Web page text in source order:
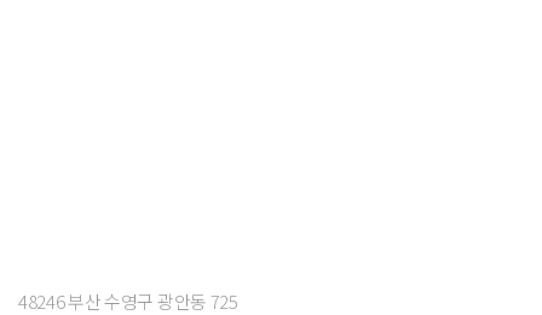
48246 부산 수영구 광안동 725